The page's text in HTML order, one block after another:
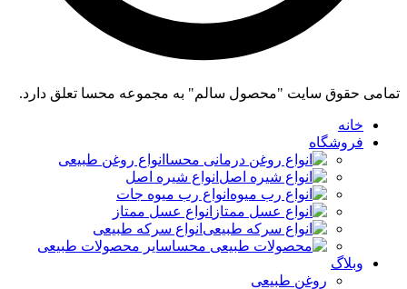
تمامی حقوق سایت "محصول سالم" به مجموعه محسا تعلق دارد.
خانه
فروشگاه
انواع روغن طبیعی
انواع شیره اصل
انواع رب میوه جات
انواع عسل ممتاز
انواع سرکه طبیعی
سایر محصولات طبیعی
وبلاگ
روغن طبیعی